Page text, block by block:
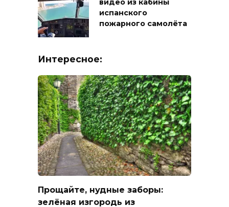
видео из кабины
испанского
пожарного самолёта
Интересное:
Прощайте, нудные заборы:
зелёная изгородь из